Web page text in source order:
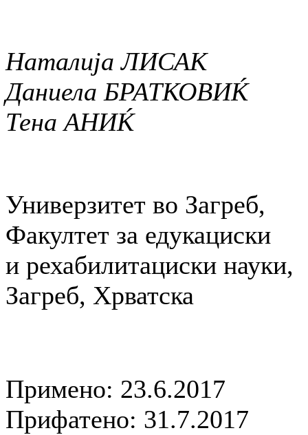
Наталија ЛИСАК
Даниела БРАТКОВИЌ
Тена АНИЌ
Универзитет во Загреб,
Факултет за едукациски
и рехабилитациски науки,
Загреб, Хрватска
Примено: 23.6.2017
Прифатено: 31.7.2017